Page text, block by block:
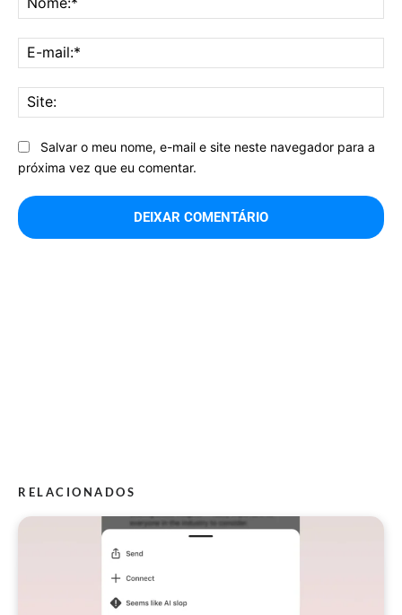
Salvar o meu nome, e-mail e site neste navegador para a
próxima vez que eu comentar.
RELACIONADOS